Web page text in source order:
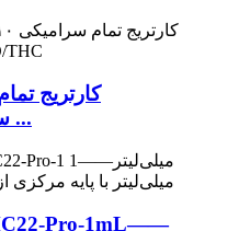
سرامیکی ۵۱۰ رزوه ...